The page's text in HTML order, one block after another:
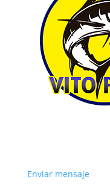
Enviar mensaje